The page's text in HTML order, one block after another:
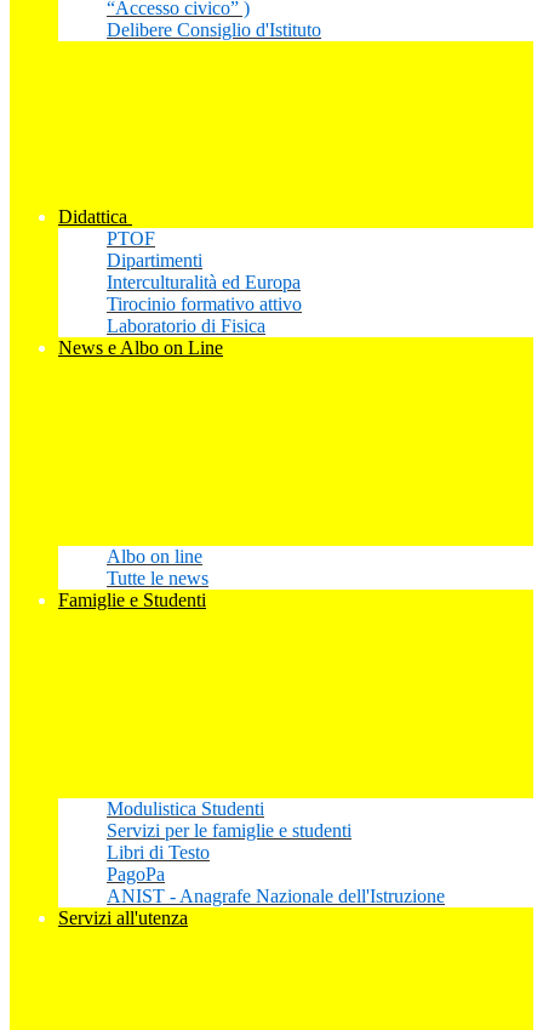
“Accesso civico” )
Delibere Consiglio d'Istituto
Didattica
PTOF
Dipartimenti
Interculturalità ed Europa
Tirocinio formativo attivo
Laboratorio di Fisica
News e Albo on Line
Albo on line
Tutte le news
Famiglie e Studenti
Modulistica Studenti
Servizi per le famiglie e studenti
Libri di Testo
PagoPa
ANIST - Anagrafe Nazionale dell'Istruzione
Servizi all'utenza